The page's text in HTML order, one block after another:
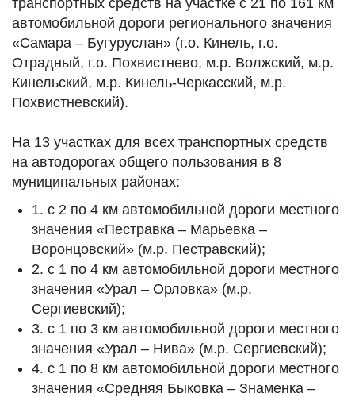
транспортных средств на участке с 21 по 161 км
автомобильной дороги регионального значения
«Самара – Бугуруслан» (г.о. Кинель, г.о.
Отрадный, г.о. Похвистнево, м.р. Волжский, м.р.
Кинельский, м.р. Кинель-Черкасский, м.р.
Похвистневский).
На 13 участках для всех транспортных средств
на автодорогах общего пользования в 8
муниципальных районах:
1. с 2 по 4 км автомобильной дороги местного
значения «Пестравка – Марьевка –
Воронцовский» (м.р. Пестравский);
2. с 1 по 4 км автомобильной дороги местного
значения «Урал – Орловка» (м.р.
Сергиевский);
3. с 1 по 3 км автомобильной дороги местного
значения «Урал – Нива» (м.р. Сергиевский);
4. с 1 по 8 км автомобильной дороги местного
значения «Средняя Быковка – Знаменка –